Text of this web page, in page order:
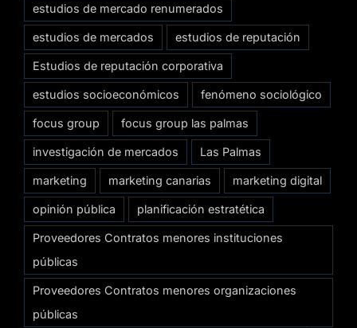
estudios de mercado renumerados
estudios de mercados estudios de reputación
Estudios de reputación corporativa
estudios socioeconómicos fenómeno sociológico
focus group focus group las palmas
investigación de mercados Las Palmas
marketing marketing canarias marketing digital
opinión pública planificación estratética
Proveedores Contratos menores instituciones
públicas
Proveedores Contratos menores organizaciones
públicas